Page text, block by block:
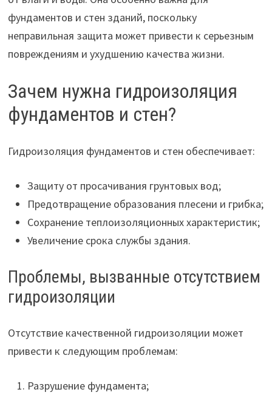
фундаментов и стен зданий, поскольку
неправильная защита может привести к серьезным
повреждениям и ухудшению качества жизни.
Зачем нужна гидроизоляция
фундаментов и стен?
Гидроизоляция фундаментов и стен обеспечивает:
Защиту от просачивания грунтовых вод;
Предотвращение образования плесени и грибка;
Сохранение теплоизоляционных характеристик;
Увеличение срока службы здания.
Проблемы, вызванные отсутствием
гидроизоляции
Отсутствие качественной гидроизоляции может
привести к следующим проблемам:
Разрушение фундамента;